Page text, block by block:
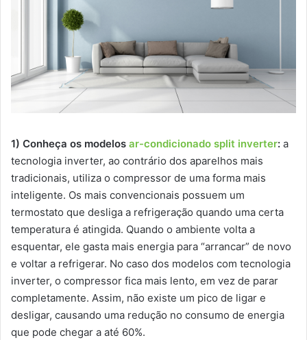
1) Conheça os modelos ar-condicionado split inverter: a
tecnologia inverter, ao contrário dos aparelhos mais
tradicionais, utiliza o compressor de uma forma mais
inteligente. Os mais convencionais possuem um
termostato que desliga a refrigeração quando uma certa
temperatura é atingida. Quando o ambiente volta a
esquentar, ele gasta mais energia para “arrancar” de novo
e voltar a refrigerar. No caso dos modelos com tecnologia
inverter, o compressor fica mais lento, em vez de parar
completamente. Assim, não existe um pico de ligar e
desligar, causando uma redução no consumo de energia
que pode chegar a até 60%.